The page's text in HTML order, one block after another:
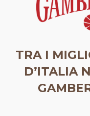
TRA I
D’ITALIA